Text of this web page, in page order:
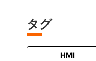
タグ
HMI